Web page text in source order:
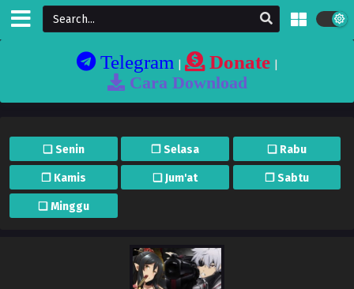
Telegram| Donate|
Cara Download
❏ Senin ❐ Selasa ❏ Rabu
❐ Kamis ❏ Jum'at ❐ Sabtu
❏ Minggu